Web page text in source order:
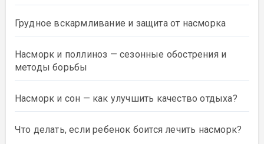
Грудное вскармливание и защита от насморка
Насморк и поллиноз — сезонные обострения и
методы борьбы
Насморк и сон — как улучшить качество отдыха?
Что делать, если ребенок боится лечить насморк?